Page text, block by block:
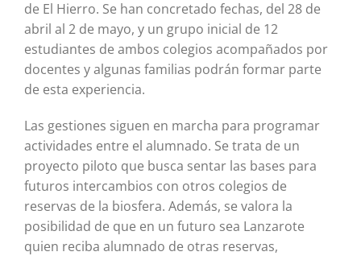
de El Hierro. Se han concretado fechas, del 28 de
abril al 2 de mayo, y un grupo inicial de 12
estudiantes de ambos colegios acompañados por
docentes y algunas familias podrán formar parte
de esta experiencia.
Las gestiones siguen en marcha para programar
actividades entre el alumnado. Se trata de un
proyecto piloto que busca sentar las bases para
futuros intercambios con otros colegios de
reservas de la biosfera. Además, se valora la
posibilidad de que en un futuro sea Lanzarote
quien reciba alumnado de otras reservas,